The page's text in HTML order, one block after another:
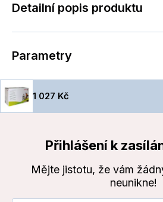
Detailní popis produktu
Parametry
1 027 Kč
Přihlášení k
Mějte jistotu, že vám
neunikne!